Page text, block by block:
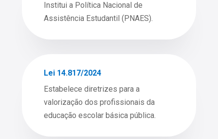
Institui a Política Nacional de
Assistência Estudantil (PNAES).
Lei 14.817/2024
Estabelece diretrizes para a
valorização dos profissionais da
educação escolar básica pública.